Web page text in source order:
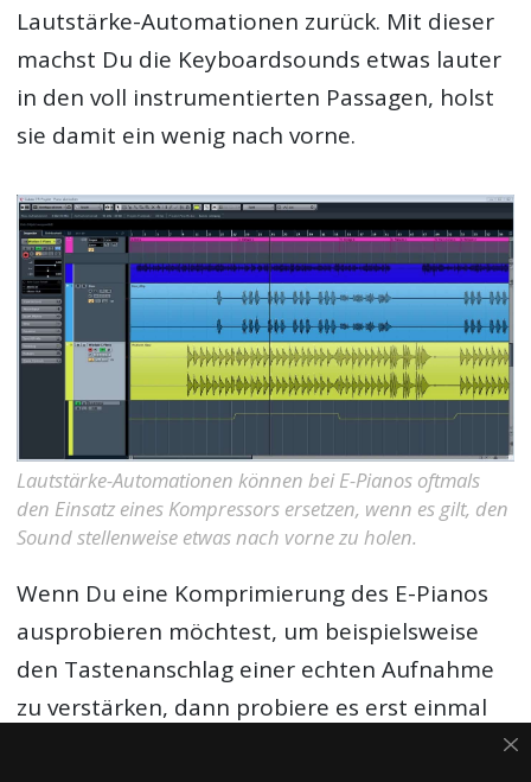
Lautstärke-Automationen zurück. Mit dieser
machst Du die Keyboardsounds etwas lauter
in den voll instrumentierten Passagen, holst
sie damit ein wenig nach vorne.
Lautstärke-Automationen können bei E-Pianos oftmals
den Einsatz eines Kompressors ersetzen, wenn es gilt, den
Sound stellenweise etwas nach vorne zu holen.
Wenn Du eine Komprimierung des E-Pianos
ausprobieren möchtest, um beispielsweise
den Tastenanschlag einer echten Aufnahme
zu verstärken, dann probiere es erst einmal